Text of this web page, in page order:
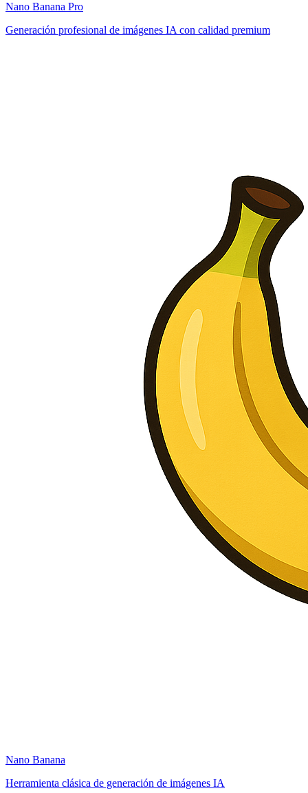
Nano Banana Pro
Generación profesional de imágenes IA con calidad premium
Nano Banana
Herramienta clásica de generación de imágenes IA